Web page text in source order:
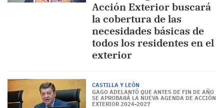
Acción Exterior buscará
la cobertura de las
necesidades básicas de
todos los residentes en el
exterior
CASTILLA Y LEÓN
GAGO ADELANTÓ QUE ANTES DE FIN DE AÑO
SE APROBARÁ LA NUEVA AGENDA DE ACCIÓN
EXTERIOR 2024-2027